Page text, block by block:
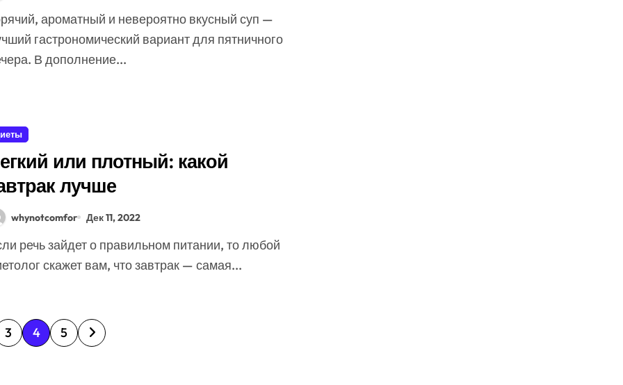
гастрономический вариант для пятничного
В дополнение...
или плотный: какой
лучше
whynotcomfor Дек 11, 2022
скажет вам, что завтрак — самая...
3 4 5